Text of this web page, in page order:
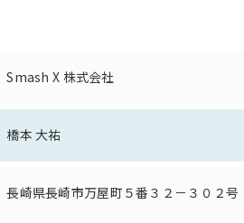
Smash X 株式会社
橋本 大祐
長崎県長崎市万屋町５番３２－３０２号